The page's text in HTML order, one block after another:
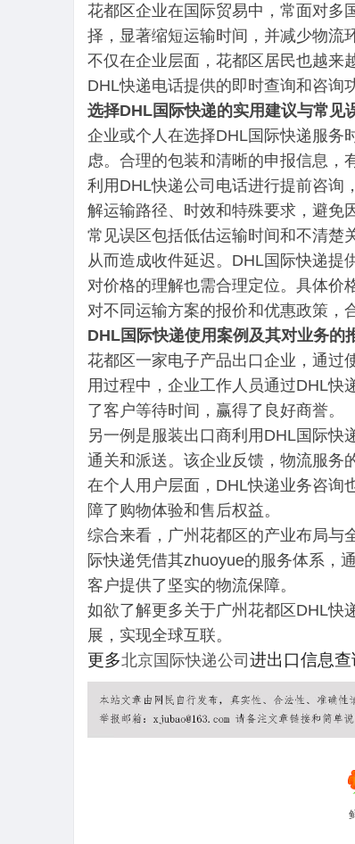
花都区企业在国际贸易中，常面对多
择，显著缩短运输时间，并减少物流
不仅在企业层面，花都区居民也越来
DHL快递电话提供的即时查询和咨询
选择DHL国际快递的实用建议与常见
企业或个人在选择DHL国际快递服务
虑。合理的包装和清晰的申报信息，
利用DHL快递公司电话进行提前咨询
解运输路径、时效和特殊要求，避免
常见误区包括低估运输时间和不清楚
从而造成收件延迟。DHL国际快递提
对价格的理解也需合理定位。具体价
对不同运输方案的报价和优惠政策，
DHL国际快递使用案例及其对业务的
花都区一家电子产品出口企业，通过
用过程中，企业工作人员通过DHL快
了客户等待时间，赢得了良好商誉。
另一例是服装出口商利用DHL国际快
通关和派送。该企业反馈，物流服务
在个人用户层面，DHL快递业务咨询
障了购物体验和售后权益。
综合来看，广州花都区的产业布局与
际快递凭借其zhuoyue的服务体系，
客户提供了坚实的物流保障。
如欲了解更多关于广州花都区DHL快
展，实现全球互联。
更多北京国际快递公司 进出口信息查